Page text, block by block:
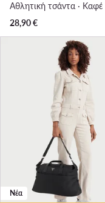
Αθλητική τσάντα · Καφέ
28,90€
Νέα